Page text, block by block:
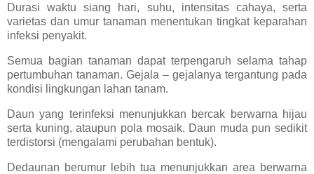
Durasi waktu siang hari, suhu, intensitas cahaya, serta
varietas dan umur tanaman menentukan tingkat keparahan
infeksi penyakit.
Semua bagian tanaman dapat terpengaruh selama tahap
pertumbuhan tanaman. Gejala – gejalanya tergantung pada
kondisi lingkungan lahan tanam.
Daun yang terinfeksi menunjukkan bercak berwarna hijau
serta kuning, ataupun pola mosaik. Daun muda pun sedikit
terdistorsi (mengalami perubahan bentuk).
Dedaunan berumur lebih tua menunjukkan area berwarna